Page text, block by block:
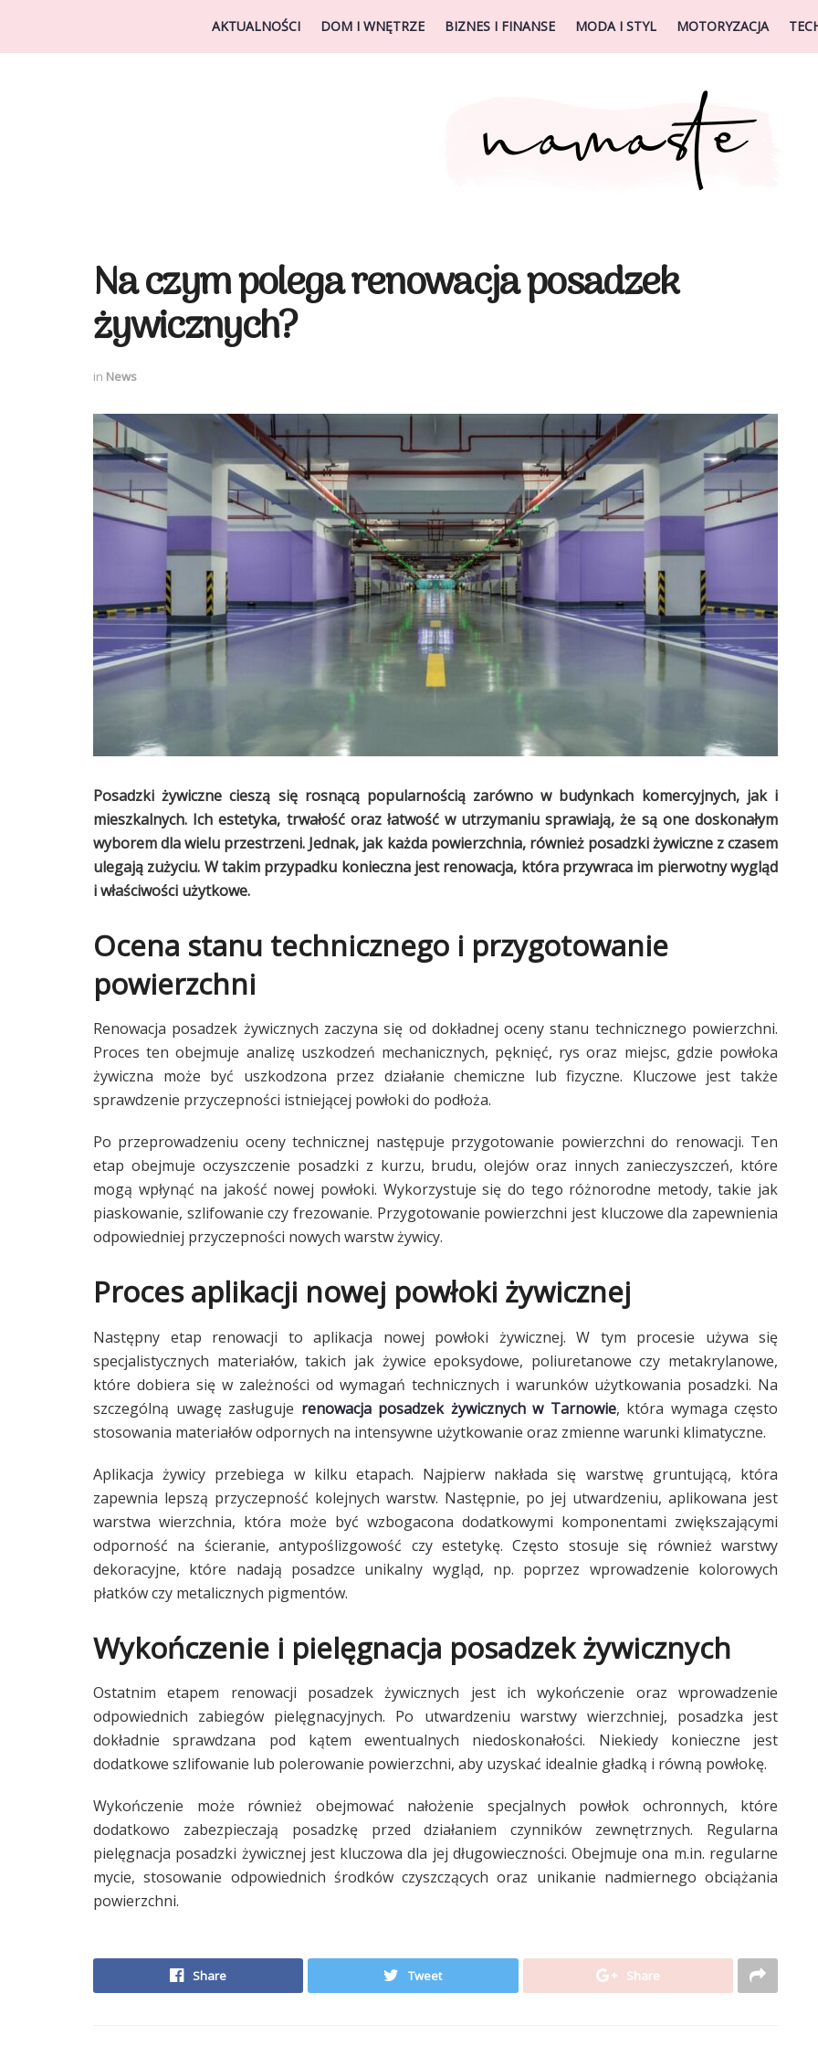
AKTUALNOŚCI DOM I WNĘTRZE BIZNES I FINANSE MODA I STYL MOTORYZACJA
Na czym polega renowacja posadzek
żywicznych?
in News
Posadzki żywiczne cieszą się rosnącą popularnością zarówno w budynkach komercyjnych, jak i
mieszkalnych. Ich estetyka, trwałość oraz łatwość w utrzymaniu sprawiają, że są one doskonałym
wyborem dla wielu przestrzeni. Jednak, jak każda powierzchnia, również posadzki żywiczne z czasem
ulegają zużyciu. W takim przypadku konieczna jest renowacja, która przywraca im pierwotny wygląd
i właściwości użytkowe.
Ocena stanu technicznego i przygotowanie
powierzchni
Renowacja posadzek żywicznych zaczyna się od dokładnej oceny stanu technicznego powierzchni.
Proces ten obejmuje analizę uszkodzeń mechanicznych, pęknięć, rys oraz miejsc, gdzie powłoka
żywiczna może być uszkodzona przez działanie chemiczne lub fizyczne. Kluczowe jest także
sprawdzenie przyczepności istniejącej powłoki do podłoża.
Po przeprowadzeniu oceny technicznej następuje przygotowanie powierzchni do renowacji. Ten
etap obejmuje oczyszczenie posadzki z kurzu, brudu, olejów oraz innych zanieczyszczeń, które
mogą wpłynąć na jakość nowej powłoki. Wykorzystuje się do tego różnorodne metody, takie jak
piaskowanie, szlifowanie czy frezowanie. Przygotowanie powierzchni jest kluczowe dla zapewnienia
odpowiedniej przyczepności nowych warstw żywicy.
Proces aplikacji nowej powłoki żywicznej
Następny etap renowacji to aplikacja nowej powłoki żywicznej. W tym procesie używa się
specjalistycznych materiałów, takich jak żywice epoksydowe, poliuretanowe czy metakrylanowe,
które dobiera się w zależności od wymagań technicznych i warunków użytkowania posadzki. Na
szczególną uwagę zasługuje renowacja posadzek żywicznych w Tarnowie, która wymaga często
stosowania materiałów odpornych na intensywne użytkowanie oraz zmienne warunki klimatyczne.
Aplikacja żywicy przebiega w kilku etapach. Najpierw nakłada się warstwę gruntującą, która
zapewnia lepszą przyczepność kolejnych warstw. Następnie, po jej utwardzeniu, aplikowana jest
warstwa wierzchnia, która może być wzbogacona dodatkowymi komponentami zwiększającymi
odporność na ścieranie, antypoślizgowość czy estetykę. Często stosuje się również warstwy
dekoracyjne, które nadają posadzce unikalny wygląd, np. poprzez wprowadzenie kolorowych
płatków czy metalicznych pigmentów.
Wykończenie i pielęgnacja posadzek żywicznych
Ostatnim etapem renowacji posadzek żywicznych jest ich wykończenie oraz wprowadzenie
odpowiednich zabiegów pielęgnacyjnych. Po utwardzeniu warstwy wierzchniej, posadzka jest
dokładnie sprawdzana pod kątem ewentualnych niedoskonałości. Niekiedy konieczne jest
dodatkowe szlifowanie lub polerowanie powierzchni, aby uzyskać idealnie gładką i równą powłokę.
Wykończenie może również obejmować nałożenie specjalnych powłok ochronnych, które
dodatkowo zabezpieczają posadzkę przed działaniem czynników zewnętrznych. Regularna
pielęgnacja posadzki żywicznej jest kluczowa dla jej długowieczności. Obejmuje ona m.in. regularne
mycie, stosowanie odpowiednich środków czyszczących oraz unikanie nadmiernego obciążania
powierzchni.
Share Tweet Share